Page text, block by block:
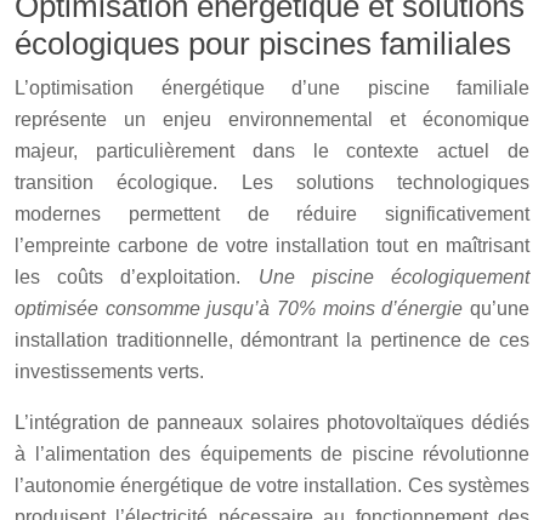
écologiques pour piscines familiales
L’optimisation énergétique d’une piscine familiale
représente un enjeu environnemental et économique
majeur, particulièrement dans le contexte actuel de
transition écologique. Les solutions technologiques
modernes permettent de réduire significativement
l’empreinte carbone de votre installation tout en maîtrisant
les coûts d’exploitation. Une piscine écologiquement
optimisée consomme jusqu’à 70% moins d’énergie qu’une
installation traditionnelle, démontrant la pertinence de ces
investissements verts.
L’intégration de panneaux solaires photovoltaïques dédiés
à l’alimentation des équipements de piscine révolutionne
l’autonomie énergétique de votre installation. Ces systèmes